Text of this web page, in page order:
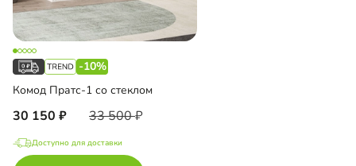
-10%
Комод Пратс-1 со стеклом
30 150 33 500
Доступно для доставки